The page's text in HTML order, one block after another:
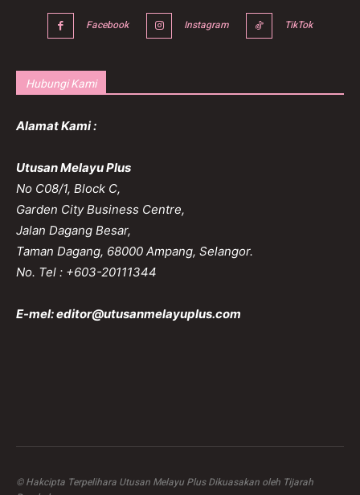
Facebook Instagram TikTok
Hubungi Kami
Alamat Kami :
Utusan Melayu Plus
No C08/1, Block C,
Garden City Business Centre,
Jalan Dagang Besar,
Taman Dagang, 68000 Ampang, Selangor.
No. Tel : +603-20111344
E-mel:editor@utusanmelayuplus.com
© Hakcipta Terpelihara Utusan Melayu Plus Dikuasakan oleh Tijarah